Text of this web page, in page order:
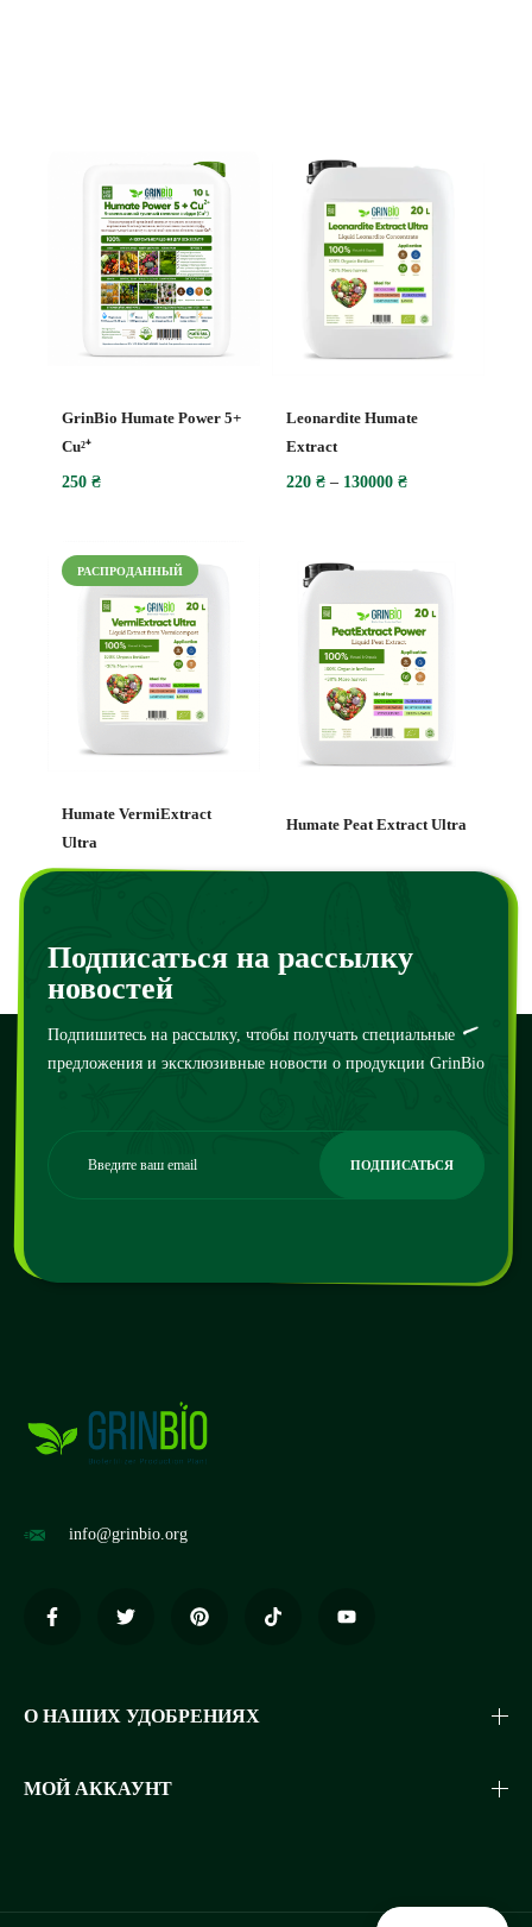
GrinBio Humate Power 5+
Cu²⁺
250 ₴
Leonardite Humate
Extract
220 ₴ – 130000 ₴
РАСПРОДАННЫЙ
Humate VermiExtract
Ultra
Humate Peat Extract Ultra
Подписаться на рассылку
новостей
Подпишитесь на рассылку, чтобы получать специальные
предложения и эксклюзивные новости о продукции GrinBio
info@grinbio.org
О НАШИХ УДОБРЕНИЯХ
МОЙ АККАУНТ